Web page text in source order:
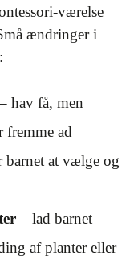
værelse
ændringer i
hav få, men
fremme ad
barnet at vælge og
– lad barnet
af planter eller